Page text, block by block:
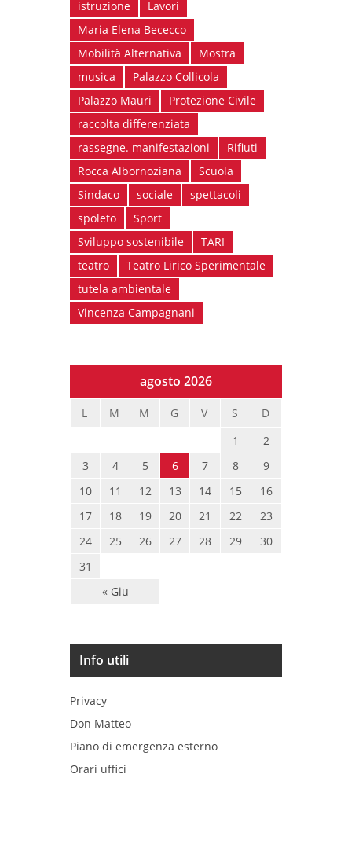
istruzione
Lavori
Maria Elena Bececco
Mobilità Alternativa
Mostra
musica
Palazzo Collicola
Palazzo Mauri
Protezione Civile
raccolta differenziata
rassegne. manifestazioni
Rifiuti
Rocca Albornoziana
Scuola
Sindaco
sociale
spettacoli
spoleto
Sport
Sviluppo sostenibile
TARI
teatro
Teatro Lirico Sperimentale
tutela ambientale
Vincenza Campagnani
agosto 2026
L M M G V S D
« Giu
1
2
3
4 5 6 7 8
9
10
11 12 13 14 15
16
17
18 19 20 21 22
23
24
25 26 27 28 29
30
31
Info utili
Privacy
Don Matteo
Piano di emergenza esterno
Orari uffici